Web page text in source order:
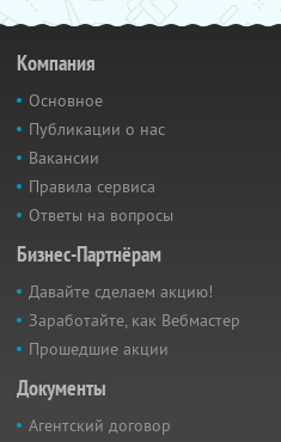
Компания
Основное
Публикации о нас
Вакансии
Правила сервиса
Ответы на вопросы
Бизнес-Партнёрам
Давайте сделаем акцию!
Заработайте, как Вебмастер
Прошедшие акции
Документы
Агентский договор